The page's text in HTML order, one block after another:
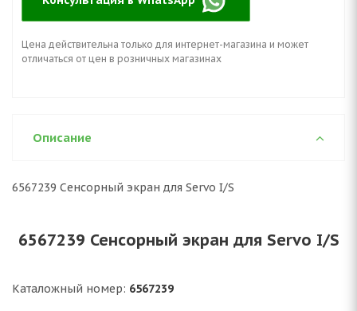
Цена действительна только для интернет-магазина и может
отличаться от цен в розничных магазинах
Описание
6567239 Сенсорный экран для Servo I/S
6567239 Сенсорный экран для Servo I/S
Каталожный номер: 6567239